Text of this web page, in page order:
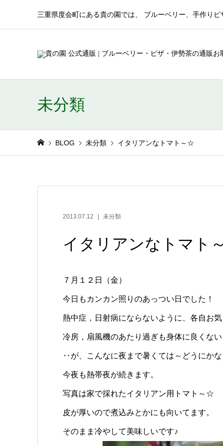
三重県度会町にある貴の園では、 ブルーベリー、手作り
未分類
BLOG 未分類 イタリアンなトマト～☆
2013.07.12 未分類
イタリアンなトマト
７月１２日（金）
今日もカンカン照りのあっつい日でした！
熱中症，日射病にならないように、各自お
冷房，扇風機のあたり過ぎも身体に良くな
‥が、こんなに夜まで暑くては～どうにか
今夜も熱帯夜が続きます。
写真は家で採れたイタリアン用トマト～☆
皮が厚いので煮込みとかにも向いてます。
そのまま冷やして美味しいです♪